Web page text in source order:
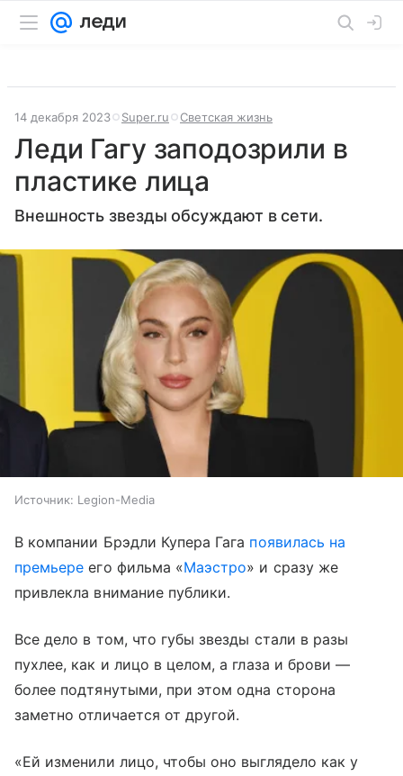
14 декабря 2023 Super.ru Светская жизнь
Леди Гагу заподозрили в
пластике лица
Внешность звезды обсуждают в сети.
Источник: Legion-Media
В компании Брэдли Купера Гага появилась на
премьере его фильма «Маэстро» и сразу же
привлекла внимание публики.
Все дело в том, что губы звезды стали в разы
пухлее, как и лицо в целом, а глаза и брови —
более подтянутыми, при этом одна сторона
заметно отличается от другой.
«Ей изменили лицо, чтобы оно выглядело как у